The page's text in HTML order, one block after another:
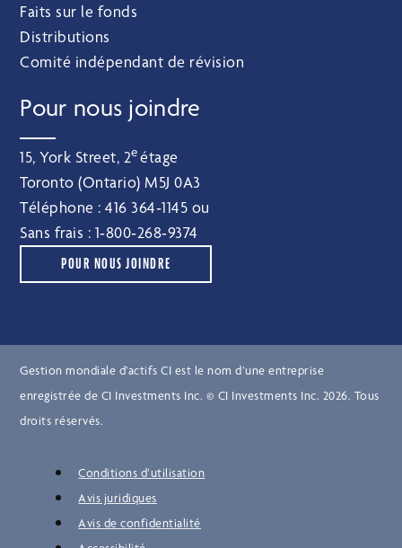
Faits sur le fonds
Distributions
Comité indépendant de révision
Pour nous joindre
15, York Street, 2eétage
Toronto (Ontario) M5J 0A3
Téléphone :416 364‑1145 ou
Sans frais : 1‑800‑268‑9374
POUR NOUS JOINDRE
Gestion mondiale d’actifs CI est le nom d’une entreprise
enregistrée de CI Investments Inc. © CI Investments Inc. 2026. Tous
droits réservés.
Conditions d’utilisation
Avis juridiques
Avis de confidentialité